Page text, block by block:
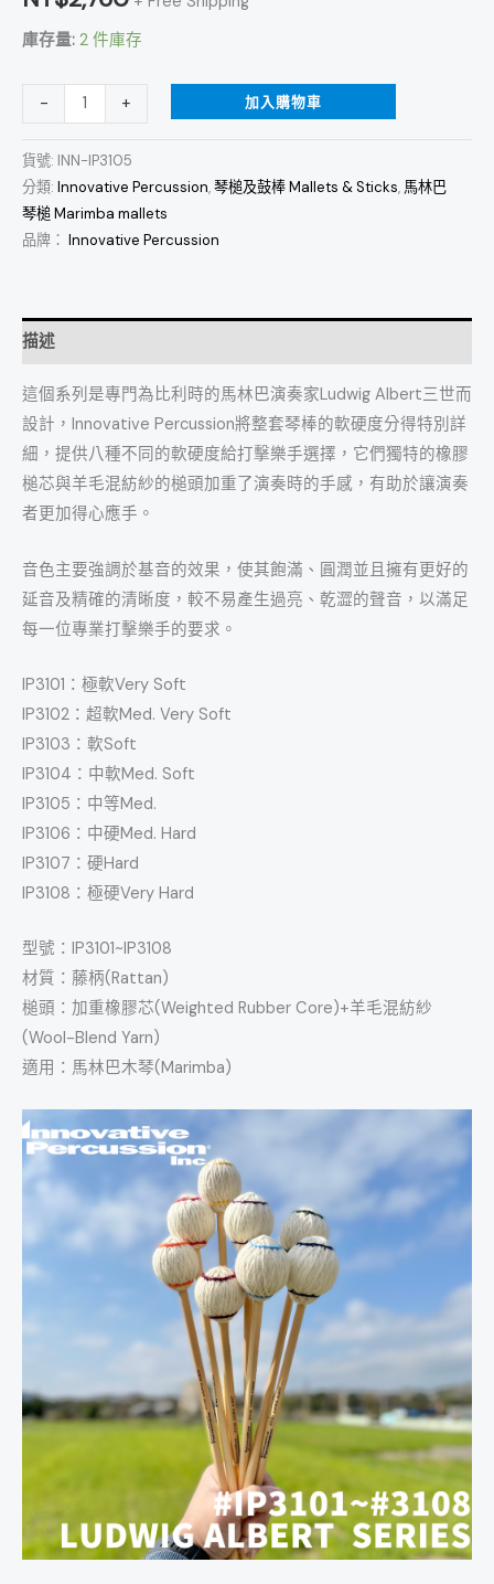
庫存量: 2 件庫存
- + 加入購物車
貨號: INN-IP3105
分類: Innovative Percussion,琴槌及鼓棒 Mallets & Sticks, 馬林巴
琴槌 Marimba mallets
品牌： Innovative Percussion
描述
這個系列是專門為比利時的馬林巴演奏家Ludwig Albert三世而
設計，Innovative Percussion將整套琴棒的軟硬度分得特別詳
細，提供八種不同的軟硬度給打擊樂手選擇，它們獨特的橡膠
槌芯與羊毛混紡紗的槌頭加重了演奏時的手感，有助於讓演奏
者更加得心應手。
音色主要強調於基音的效果，使其飽滿、圓潤並且擁有更好的
延音及精確的清晰度，較不易產生過亮、乾澀的聲音，以滿足
每一位專業打擊樂手的要求。
IP3101：極軟Very Soft
IP3102：超軟Med. Very Soft
IP3103：軟Soft
IP3104：中軟Med. Soft
IP3105：中等Med.
IP3106：中硬Med. Hard
IP3107：硬Hard
IP3108：極硬Very Hard
型號：IP3101~IP3108
材質：藤柄(Rattan)
槌頭：加重橡膠芯(Weighted Rubber Core)+羊毛混紡紗
(Wool-Blend Yarn)
適用：馬林巴木琴(Marimba)